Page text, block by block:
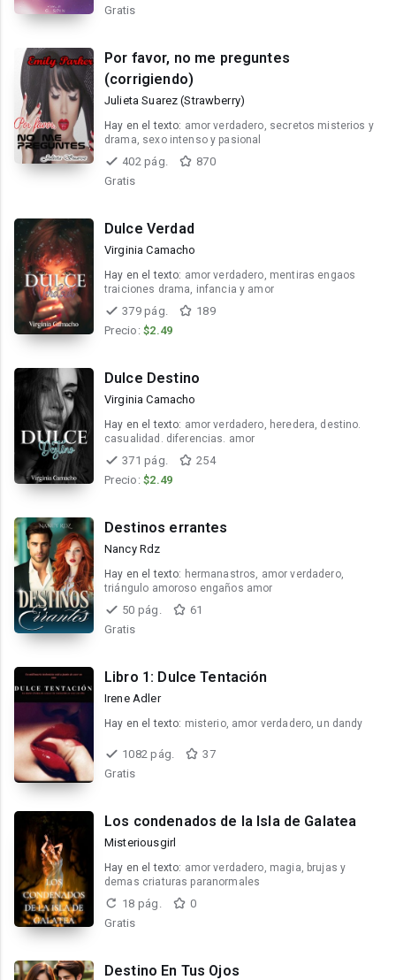
Gratis
Por favor, no me preguntes
(corrigiendo)
Julieta Suarez (Strawberry)
Hay en el texto: amor verdadero, secretos misterios y
drama, sexo intenso y pasional
402 pág.
870
Gratis
Dulce Verdad
Virginia Camacho
Hay en el texto: amor verdadero, mentiras engaos
traiciones drama, infancia y amor
379 pág.
189
Precio: $2.49
Dulce Destino
Virginia Camacho
Hay en el texto: amor verdadero, heredera, destino.
casualidad. diferencias. amor
371 pág.
254
Precio: $2.49
Destinos errantes
Nancy Rdz
Hay en el texto: hermanastros, amor verdadero,
triángulo amoroso engaños amor
50 pág.
61
Gratis
Libro 1: Dulce Tentación
Irene Adler
Hay en el texto: misterio, amor verdadero, un dandy
1082 pág.
37
Gratis
Los condenados de la Isla de Galatea
Misteriousgirl
Hay en el texto: amor verdadero, magia, brujas y
demas criaturas paranormales
18 pág.
0
Gratis
Destino En Tus Ojos